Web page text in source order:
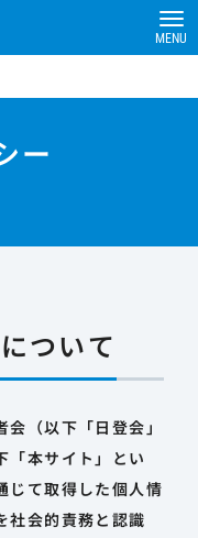
MENU
ー
ついて
（以下「日登会」
「本サイト」とい
じて取得した個人情
社会的責務と認識